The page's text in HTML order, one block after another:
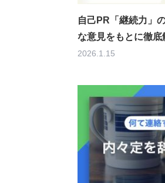
自己PR「継続力」
な意見をもとに徹底
2026.1.15